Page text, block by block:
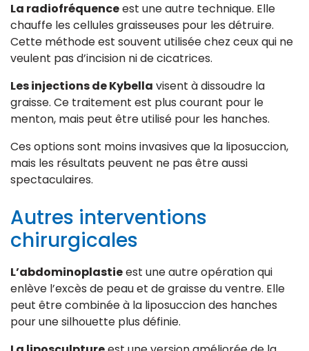
La radiofréquenceest une autre technique. Elle
chauffe les cellules graisseuses pour les détruire.
Cette méthode est souvent utilisée chez ceux qui ne
veulent pas d’incision ni de cicatrices.
Les injections de Kybella visent à dissoudre la
graisse. Ce traitement est plus courant pour le
menton, mais peut être utilisé pour les hanches.
Ces options sont moins invasives que la liposuccion,
mais les résultats peuvent ne pas être aussi
spectaculaires.
Autres interventions
chirurgicales
L’abdominoplastieest une autre opération qui
enlève l’excès de peau et de graisse du ventre. Elle
peut être combinée à la liposuccion des hanches
pour une silhouette plus définie.